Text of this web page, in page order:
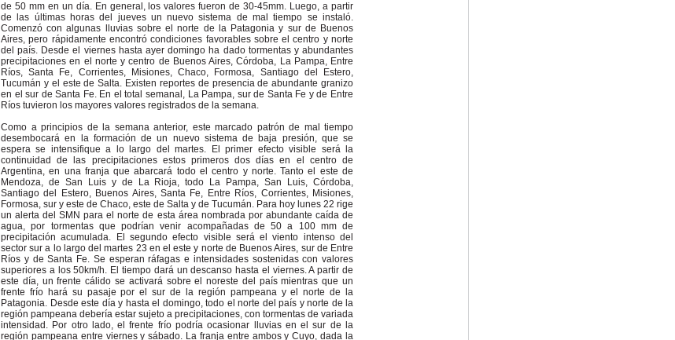
de 50 mm en un día. En general, los valores fueron de 30-45mm. Luego, a partir
de las últimas horas del jueves un nuevo sistema de mal tiempo se instaló.
Comenzó con algunas lluvias sobre el norte de la Patagonia y sur de Buenos
Aires, pero rápidamente encontró condiciones favorables sobre el centro y norte
del país. Desde el viernes hasta ayer domingo ha dado tormentas y abundantes
precipitaciones en el norte y centro de Buenos Aires, Córdoba, La Pampa, Entre
Ríos, Santa Fe, Corrientes, Misiones, Chaco, Formosa, Santiago del Estero,
Tucumán y el este de Salta. Existen reportes de presencia de abundante granizo
en el sur de Santa Fe. En el total semanal, La Pampa, sur de Santa Fe y de Entre
Ríos tuvieron los mayores valores registrados de la semana.
Como a principios de la semana anterior, este marcado patrón de mal tiempo
desembocará en la formación de un nuevo sistema de baja presión, que se
espera se intensifique a lo largo del martes. El primer efecto visible será la
continuidad de las precipitaciones estos primeros dos días en el centro de
Argentina, en una franja que abarcará todo el centro y norte. Tanto el este de
Mendoza, de San Luis y de La Rioja, todo La Pampa, San Luis, Córdoba,
Santiago del Estero, Buenos Aires, Santa Fe, Entre Ríos, Corrientes, Misiones,
Formosa, sur y este de Chaco, este de Salta y de Tucumán. Para hoy lunes 22 rige
un alerta del SMN para el norte de esta área nombrada por abundante caída de
agua, por tormentas que podrían venir acompañadas de 50 a 100 mm de
precipitación acumulada. El segundo efecto visible será el viento intenso del
sector sur a lo largo del martes 23 en el este y norte de Buenos Aires, sur de Entre
Ríos y de Santa Fe. Se esperan ráfagas e intensidades sostenidas con valores
superiores a los 50km/h. El tiempo dará un descanso hasta el viernes. A partir de
este día, un frente cálido se activará sobre el noreste del país mientras que un
frente frío hará su pasaje por el sur de la región pampeana y el norte de la
Patagonia. Desde este día y hasta el domingo, todo el norte del país y norte de la
región pampeana debería estar sujeto a precipitaciones, con tormentas de variada
intensidad. Por otro lado, el frente frío podría ocasionar lluvias en el sur de la
región pampeana entre viernes y sábado. La franja entre ambos y Cuyo, dada la